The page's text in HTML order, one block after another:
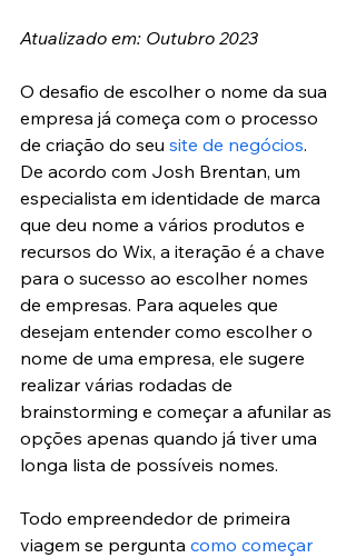
Atualizado em: Outubro 2023
O desafio de escolher o nome da sua
empresa já começa com o processo
de criação do seu site de negócios.
De acordo com Josh Brentan, um
especialista em identidade de marca
que deu nome a vários produtos e
recursos do Wix, a iteração é a chave
para o sucesso ao escolher nomes
de empresas. Para aqueles que
desejam entender como escolher o
nome de uma empresa, ele sugere
realizar várias rodadas de
brainstorming e começar a afunilar as
opções apenas quando já tiver uma
longa lista de possíveis nomes.
Todo empreendedor de primeira
viagem se pergunta como começar